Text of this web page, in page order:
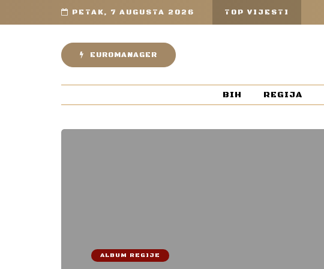
PETAK, 7 AUGUSTA 2026 TOP VIJESTI
EUROMANAGER
BIH REGIJA
ALBUM REGIJE